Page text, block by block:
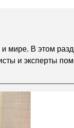
мире. В этом
и эксперты